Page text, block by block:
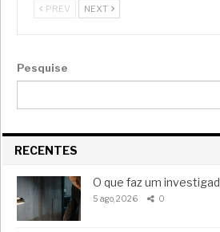
PREV NEXT
Pesquise
RECENTES
O que faz um
5 ago, 2026 0